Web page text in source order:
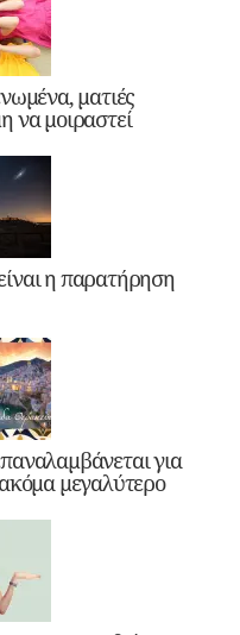
ματιές
να μοιραστεί
η παρατήρηση
για
μεγαλύτερο